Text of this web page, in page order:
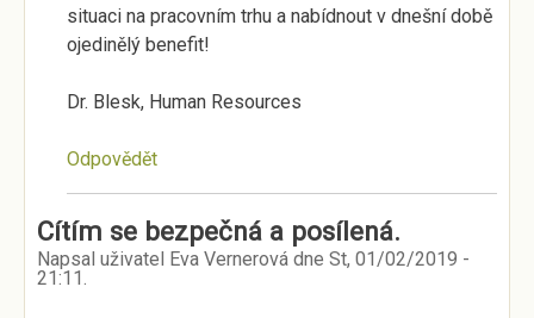
situaci na pracovním trhu a nabídnout v dnešní době
ojedinělý benefit!
Dr. Blesk, Human Resources
Odpovědět
Cítím se bezpečná a posílená.
Napsal uživatel Eva Vernerová dne St, 01/02/2019 -
21:11.